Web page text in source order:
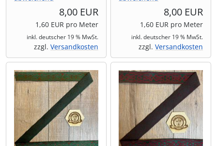
8,00 EUR
1,60 EUR pro Meter
inkl. deutscher 19 % MwSt.
zzgl. Versandkosten
8,00 EUR
1,60 EUR pro Meter
inkl. deutscher 19 % MwSt.
zzgl. Versandkosten